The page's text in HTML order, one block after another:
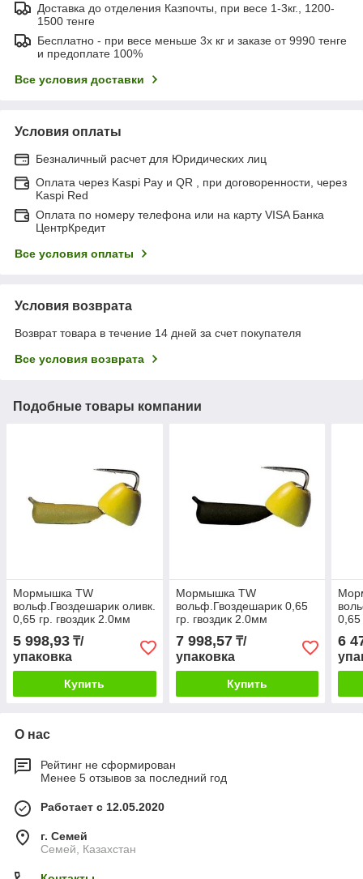
Доставка до отделения Казпочты, при весе 1-3кг., 1200-
1500 тенге
Бесплатно - при весе меньше 3х кг и заказе от 9990 тенге
и предоплате 100%
Все условия доставки
Условия оплаты
Безналичный расчет для Юридических лиц
Оплата через Kaspi Pay и QR , при договоренности, через
Kaspi Red
Оплата по номеру телефона или на карту VISA Банка
ЦентрКредит
Все условия оплаты
Условия возврата
Возврат товара в течение 14 дней за счет покупателя
Все условия возврата
Подобные товары компании
Мормышка TW
вольф.Гвоздешарик оливк.
0,65 гр. гвоздик 2.0мм
Колокольчик сырный
уп.10шт
5 998,93 ₸/
упаковка
Купить
Мормышка TW
вольф.Гвоздешарик 0,65
гр. гвоздик 2.0мм
Колокольчик сырный
уп.10шт
7 998,57₸/
упаковка
Купить
0,65
6
О нас
Рейтинг не сформирован
Менее 5 отзывов за последний год
Работает с 12.05.2020
г. Семей
Семей, Казахстан